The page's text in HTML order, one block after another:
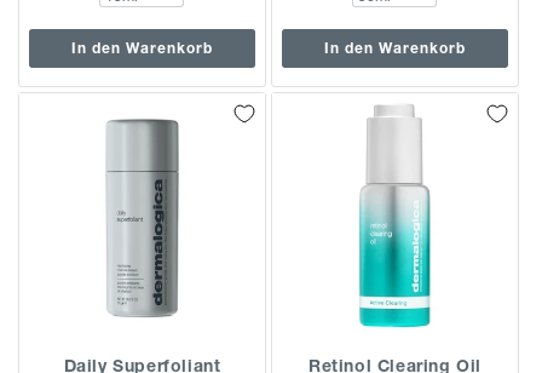
In den Warenkorb In den Warenkorb
Daily Superfoliant Retinol Clearing Oil